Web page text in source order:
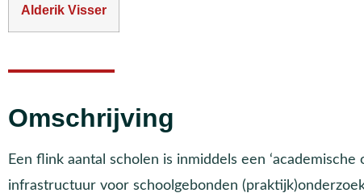
Alderik Visser
Omschrijving
Een flink aantal scholen is inmiddels een ‘academische
infrastructuur voor schoolgebonden